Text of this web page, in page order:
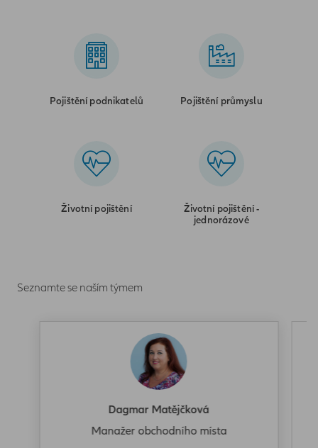
Pojištění podnikatelů Pojištění průmyslu
Životní pojištění
Životní pojištění -
jednorázové
Seznamte se naším týmem
Dagmar Matějčková
Manažer obchodního místa